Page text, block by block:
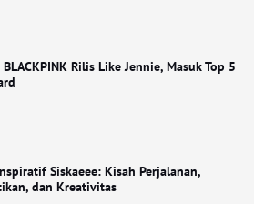
Rilis Like Jennie, Masuk Top 5
Siskaeee: Kisah Perjalanan,
dan Kreativitas